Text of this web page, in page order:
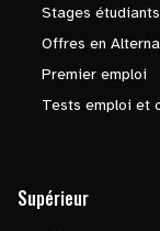
Stages étudiants
Offres en
Premier emploi
Tests emploi et
Supérieur